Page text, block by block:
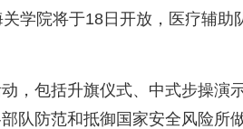
学院将于18日开放，医疗辅助
，包括升旗仪式、中式步操演
队防范和抵御国家安全风险所